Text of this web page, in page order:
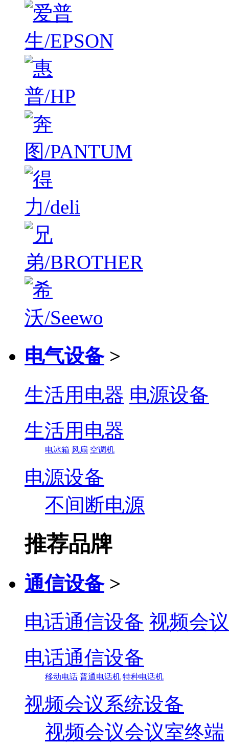
电气设备 >
生活用电器 电源设备
生活用电器
电冰箱 风扇 空调机
电源设备
不间断电源
推荐品牌
通信设备 >
电话通信设备 视频会
电话通信设备
移动电话 普通电话机 特种电话机
视频会议系统设备
视频会议会议室终端